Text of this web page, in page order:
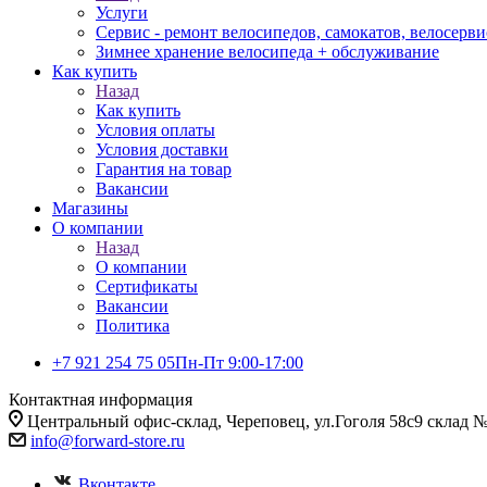
Услуги
Сервис - ремонт велосипедов, самокатов,
Зимнее хранение велосипеда + обслуживание
Как купить
Назад
Как купить
Условия оплаты
Условия доставки
Гарантия на товар
Вакансии
Магазины
О компании
Назад
О компании
Сертификаты
Вакансии
Политика
+7 921 254 75 05Пн-Пт 9:00-17:00
Контактная информация
Центральный офис-склад, Череповец, ул.Гоголя 58с9 склад
info@forward-store.ru